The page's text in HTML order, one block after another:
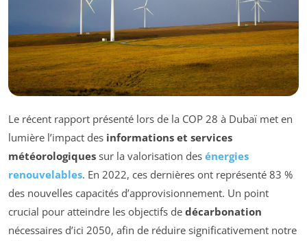
Le récent rapport présenté lors de la COP 28 à Dubaï met en
lumière l’impact des informations et services
météorologiques sur la valorisation des énergies
renouvelables. En 2022, ces dernières ont représenté 83 %
des nouvelles capacités d’approvisionnement. Un point
crucial pour atteindre les objectifs de décarbonation
nécessaires d’ici 2050, afin de réduire significativement notre